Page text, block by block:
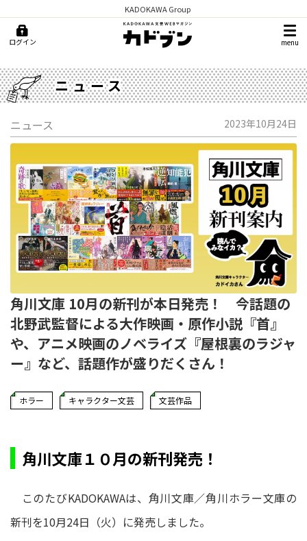
KADOKAWA Group
ログイン menu
ニュース
ニュース 2023年10月24日
角川文庫 10月の新刊が本日発売！ 今話題の
北野武監督による大作映画・原作小説『首』
や、アニメ映画のノベライズ『屋根裏のラジャ
ー』など、話題作が盛りだくさん！
ホラー キャラクター文芸 文芸作品
角川文庫１０月の新刊発売！
このたびKADOKAWAは、角川文庫／角川ホラー文庫の
新刊を10月24日（火）に発売しました。